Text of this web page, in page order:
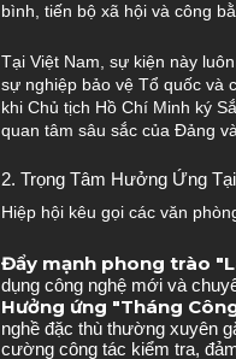
bình, tiến bộ xã hội và công
Tại Việt Nam, sự kiện này
sự nghiệp bảo vệ Tổ quốc và
khi Chủ tịch Hồ Chí Minh ký
quan tâm sâu sắc của Đảng
2. Trọng Tâm Hưởng Ứng
Hiệp hội kêu gọi các văn
Đẩy mạnh phong trào
dụng công nghệ mới và
Hưởng ứng "Tháng
nghề đặc thù thường xuyên
cường công tác kiểm tra,